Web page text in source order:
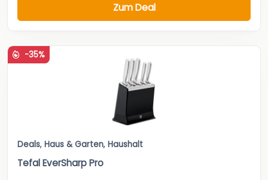
Zum Deal
-35%
Deals, Haus & Garten, Haushalt
Tefal EverSharp Pro